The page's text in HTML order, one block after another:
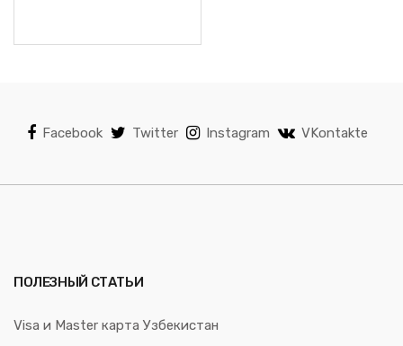
Facebook Twitter Instagram VKontakte
ПОЛЕЗНЫЙ СТАТЬИ
Visa и Master карта Узбекистан